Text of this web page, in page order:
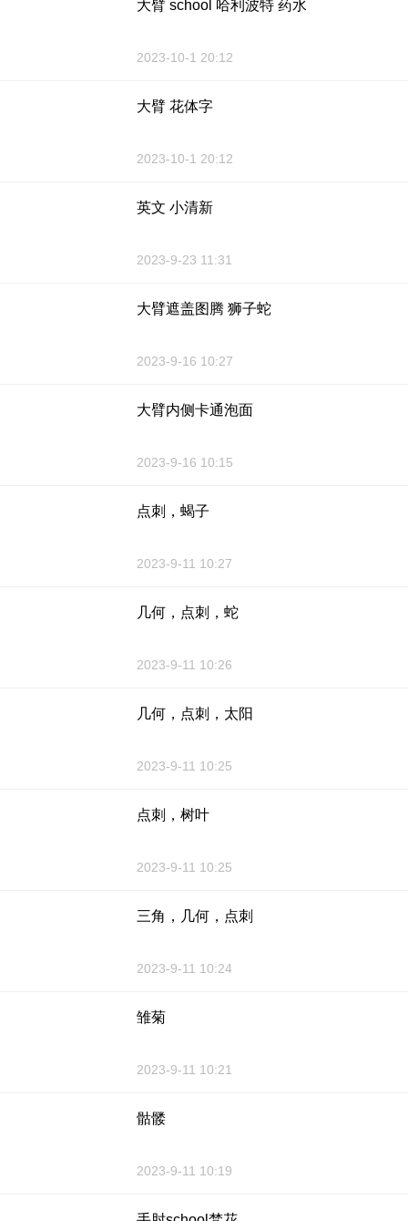
大臂 school 哈利波特 药水
2023-10-1 20:12
大臂 花体字
2023-10-1 20:12
英文 小清新
2023-9-23 11:31
大臂遮盖图腾 狮子蛇
2023-9-16 10:27
大臂内侧卡通泡面
2023-9-16 10:15
点刺，蝎子
2023-9-11 10:27
几何，点刺，蛇
2023-9-11 10:26
几何，点刺，太阳
2023-9-11 10:25
点刺，树叶
2023-9-11 10:25
三角，几何，点刺
2023-9-11 10:24
雏菊
2023-9-11 10:21
骷髅
2023-9-11 10:19